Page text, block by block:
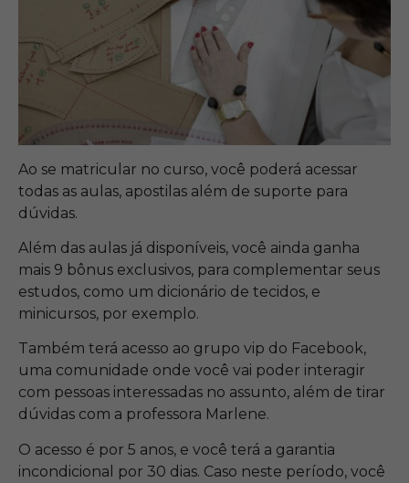
Ao se matricular no curso, você poderá acessar
todas as aulas, apostilas além de suporte para
dúvidas.
Além das aulas já disponíveis, você ainda ganha
mais 9 bônus exclusivos, para complementar seus
estudos, como um dicionário de tecidos, e
minicursos, por exemplo.
Também terá acesso ao grupo vip do Facebook,
uma comunidade onde você vai poder interagir
com pessoas interessadas no assunto, além de tirar
dúvidas com a professora Marlene.
O acesso é por 5 anos, e você terá a garantia
incondicional por 30 dias. Caso neste período, você